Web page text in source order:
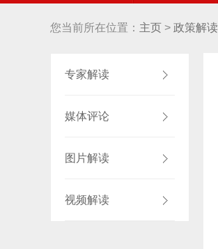
您当前所在位置： 主页 > 政策解读
专家解读
媒体评论
图片解读
视频解读